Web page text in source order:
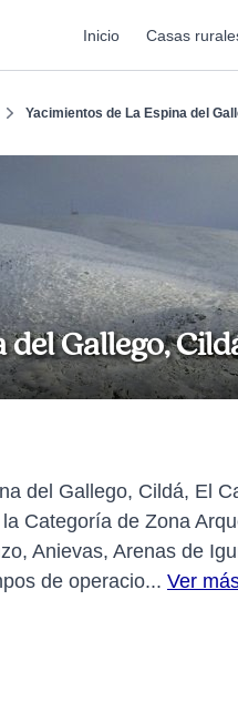
Inicio Casas
Yacimientos de La Espina del
Gallego,
del Gallego, Cildá, El
Categoría de Zona
Anievas, Arenas de
de operacio... Ver